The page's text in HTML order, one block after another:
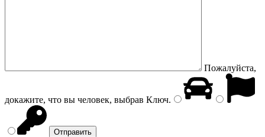
Пожалуйста,
докажите, что вы человек, выбрав Ключ.